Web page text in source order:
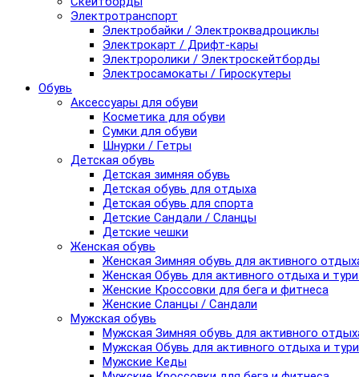
Электротранспорт
Электробайки / Электроквадроциклы
Электрокарт / Дрифт-кары
Электроролики / Электроскейтборды
Электросамокаты / Гироскутеры
Обувь
Аксессуары для обуви
Косметика для обуви
Сумки для обуви
Шнурки / Гетры
Детская обувь
Детская зимняя обувь
Детская обувь для отдыха
Детская обувь для спорта
Детские Сандали / Сланцы
Детские чешки
Женская обувь
Женская Зимняя обувь для активного
Женская Обувь для активного отдыха и
Женские Кроссовки для бега и фитнеса
Женские Сланцы / Сандали
Мужская обувь
Мужская Зимняя обувь для активного
Мужская Обувь для активного отдыха и
Мужские Кеды